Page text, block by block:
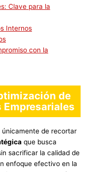
Clave para la
Internos
con la
de
Empresariales
de recortar
que busca
sacrificar la calidad de
enfoque efectivo en la